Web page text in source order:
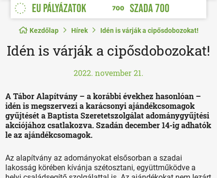
EU PÁLYÁZATOK
SZADA 700
Kezdőlap Hírek Idén is várják a cipősdobozokat!
Idén is várják a cipősdobozokat!
2022. november 21.
A Tábor Alapítvány – a korábbi évekhez hasonlóan –
idén is megszervezi a karácsonyi ajándékcsomagok
gyűjtését a Baptista Szeretetszolgálat adománygyűjtési
akciójához csatlakozva. Szadán december 14-ig adhatók
le az ajándékcsomagok.
Az alapítvány az adományokat elsősorban a szadai
lakosság körében kívánja szétosztani, együttműködve a